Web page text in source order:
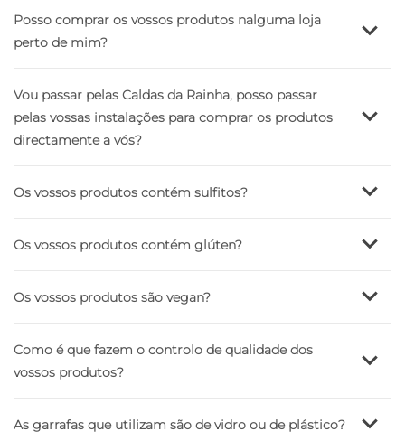
Posso comprar os vossos produtos nalguma loja
perto de mim?
Vou passar pelas Caldas da Rainha, posso passar
pelas vossas instalações para comprar os produtos
directamente a vós?
Os vossos produtos contém sulfitos?
Os vossos produtos contém glúten?
Os vossos produtos são vegan?
Como é que fazem o controlo de qualidade dos
vossos produtos?
As garrafas que utilizam são de vidro ou de plástico?